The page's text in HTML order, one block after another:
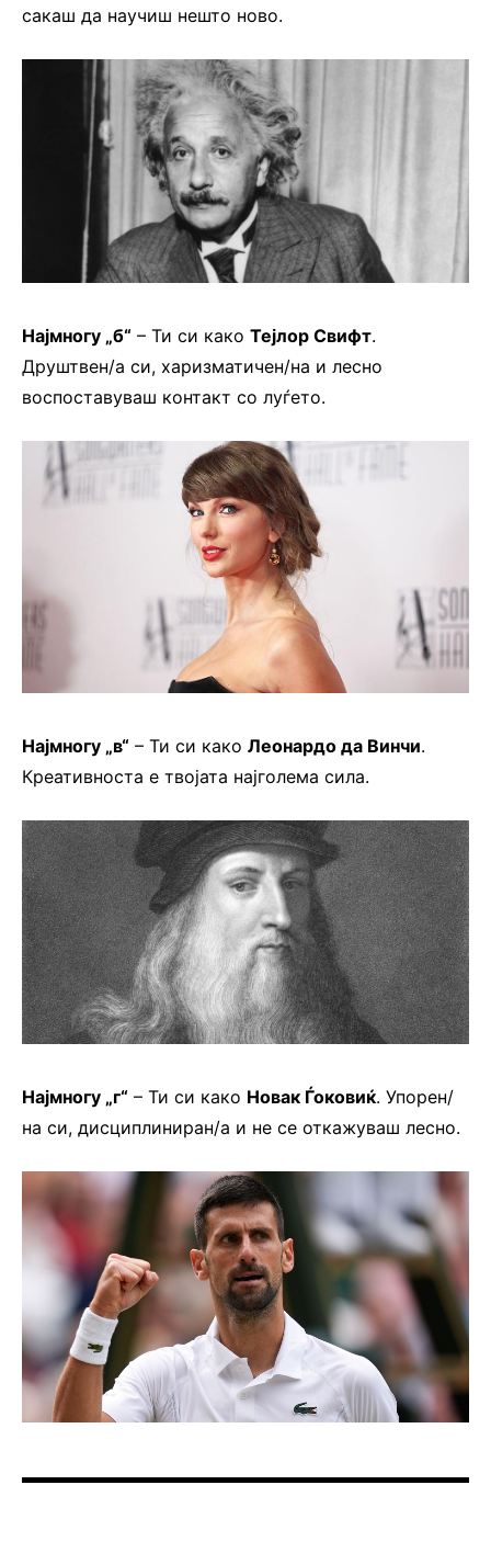
сакаш да научиш нешто ново.
Најмногу „б“ – Ти си како Тејлор Свифт.
Друштвен/а си, харизматичен/на и лесно
воспоставуваш контакт со луѓето.
Најмногу „в“ – Ти си како Леонардо да Винчи.
Креативноста е твојата најголема сила.
Најмногу „г“ – Ти си како Новак Ѓоковиќ. Упорен/
на си, дисциплиниран/а и не се откажуваш лесно.